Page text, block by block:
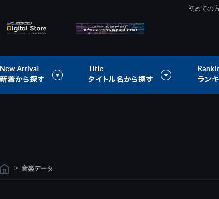
初めての
> 音楽データ